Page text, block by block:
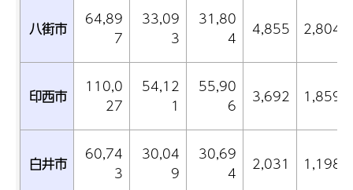
八街市
64,89
7
33,09
3
31,80
4
4,855 2,804
印西市
110,0
27
54,12
1
55,90
6
3,692 1,859
白井市
60,74
3
30,04
9
30,69
4
2,031 1,198